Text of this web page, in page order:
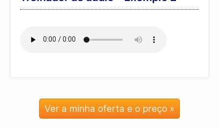
Ver a minha oferta e o preço »